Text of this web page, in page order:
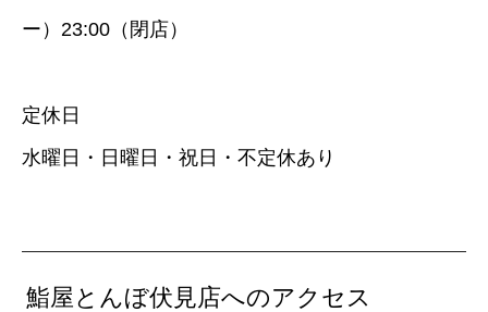
ー）23:00（閉店）
定休日
水曜日・日曜日・祝日・不定休あり
鮨屋とんぼ伏見店へのアクセス